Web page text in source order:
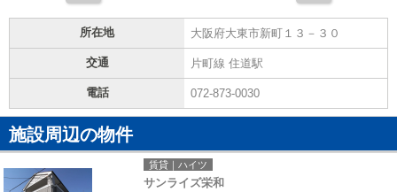
所在地 大阪府大東市新町１３－３０
交通 片町線 住道駅
電話 072-873-0030
施設周辺の物件
賃貸｜ハイツ
サンライズ栄和